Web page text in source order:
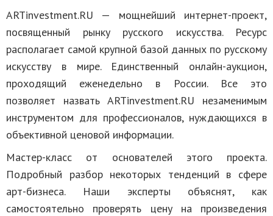
ARTinvestment.RU — мощнейший интернет-проект,
посвященный рынку русского искусства. Ресурс
располагает самой крупной базой данных по русскому
искусству в мире. Единственный онлайн-аукцион,
проходящий еженедельно в России. Все это
позволяет назвать ARTinvestment.RU незаменимым
инструментом для профессионалов, нуждающихся в
объективной ценовой информации.
Мастер-класс от основателей этого проекта.
Подробный разбор некоторых тенденций в сфере
арт-бизнеса. Наши эксперты объяснят, как
самостоятельно проверять цену на произведения